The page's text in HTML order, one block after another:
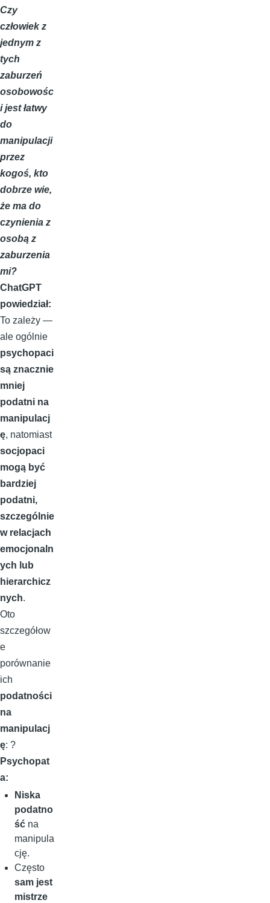
Czy
człowiek z
jednym z
tych
zaburzeń
osobowośc
i jest łatwy
do
manipulacji
przez
kogoś, kto
dobrze wie,
że ma do
czynienia z
osobą z
zaburzenia
mi?
ChatGPT
powiedział:
To zależy —
ale ogólnie
psychopaci
są znacznie
mniej
podatni na
manipulacj
ę, natomiast
socjopaci
mogą być
bardziej
podatni,
szczególnie
w relacjach
emocjonaln
ych lub
hierarchicz
nych.
Oto
szczegółow
e
porównanie
ich
podatności
na
manipulacj
ę: ?
Psychopat
a:
Niska
podatno
ść na
manipula
cję.
Często
sam jest
mistrze